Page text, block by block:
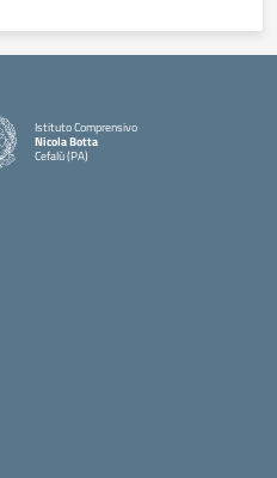
Istituto Comprensivo
Nicola Botta
Cefalù (PA)